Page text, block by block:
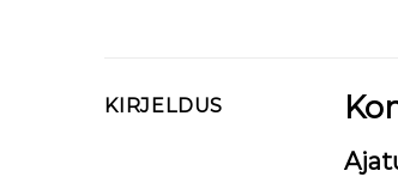
KIRJELDUS